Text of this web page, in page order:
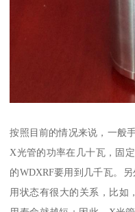
按照目前的情况来说，一般
X光管的功率在几十瓦，固
的WDXRF要用到几千瓦。
用状态有很大的关系，比如